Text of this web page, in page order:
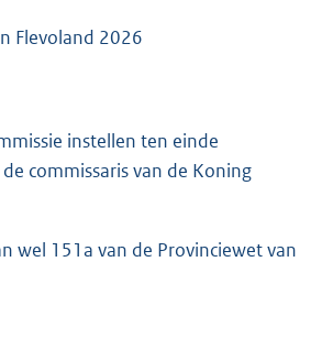
Flevoland 2026
instellen ten einde
commissaris van de Koning
wel 151a van de Provinciewet van